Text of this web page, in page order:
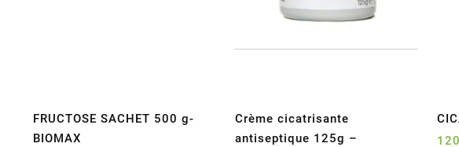
FRUCTOSE SACHET 500 g-
BIOMAX
Crème cicatrisante
antiseptique 125g –